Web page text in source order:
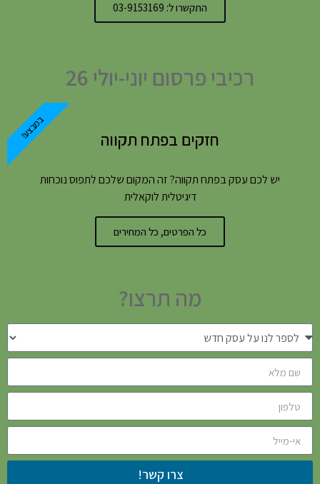
התקשרו ל: 03-9153169
רכיבי פרסום יוני-יולי 26
חזקים בפתח תקווה
יש לכם עסק בפתח תקווה? זה המקום שלכם לתפוס נוכחות
דיגיטלית לוקאלית
כל הפרטים, כל המחירים
במבצע!
מה תרצו?
צרו קשר!